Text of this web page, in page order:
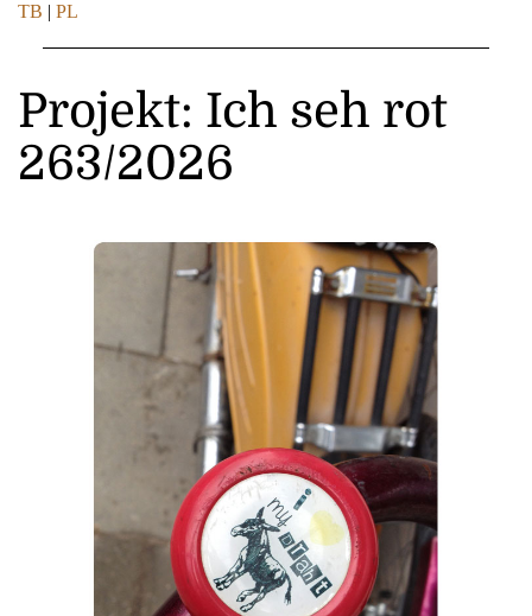
TB | PL
Projekt: Ich seh rot
263/2026